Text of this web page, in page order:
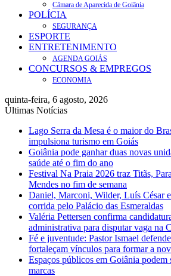
Câmara de Aparecida de Goiânia
POLÍCIA
SEGURANÇA
ESPORTE
ENTRETENIMENTO
AGENDA GOIÁS
CONCURSOS & EMPREGOS
ECONOMIA
quinta-feira, 6 agosto, 2026
Últimas Notícias
Lago Serra da Mesa é o maior do
impulsiona turismo em Goiás
Goiânia pode ganhar duas novas
saúde até o fim do ano
Festival Na Praia 2026 traz Titãs,
Mendes no fim de semana
Daniel, Marconi, Wilder, Luís César
corrida pelo Palácio das Esmeraldas
Valéria Pettersen confirma
administrativa para disputar vaga na
Fé e juventude: Pastor Ismael
fortaleçam vínculos para formar a
Espaços públicos em Goiânia podem
marcas